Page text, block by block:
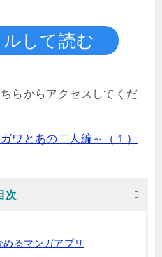
して読む
らからアクセスしてくだ
ワとあの二人編～（１）
次
めるマンガアプリ